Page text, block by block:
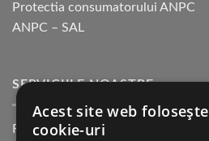
Protectia consumatorului ANPC
ANPC – SAL
SERVICIILE NOASTRE
Returnare in 30 de zile
Acest site web folosește
cookie-uri